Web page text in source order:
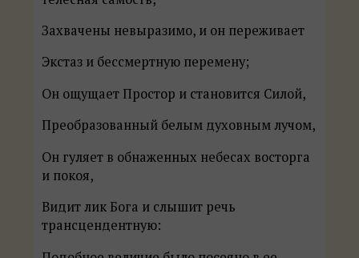
Захвачены невыразимо, и он переживает
Экстаз и бессмертную перемену;
Он ощущает Простор и становится Силой,
Преобразованный белым духовным лучом,
Он гуляет в обнаженных небесах восторга
и покоя,
Видит лик Бога и слышит речь
трансцендентную: